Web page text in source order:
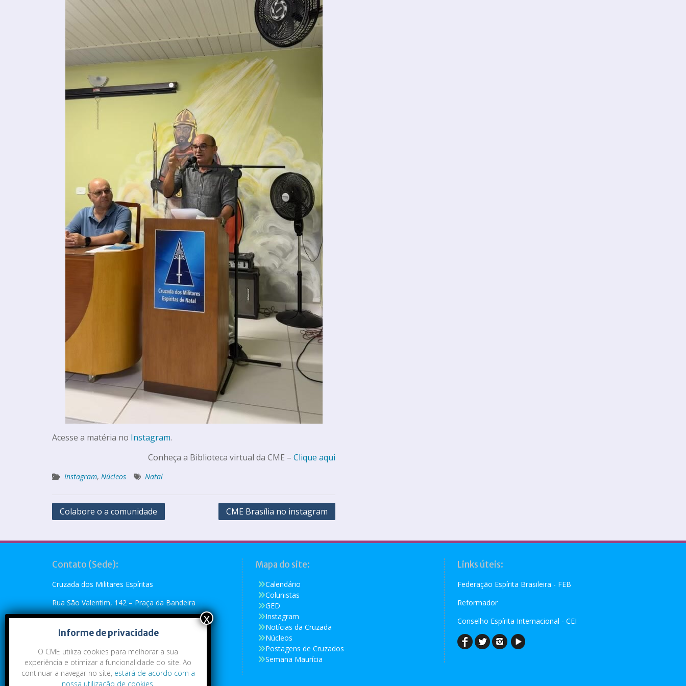
Acesse a matéria no Instagram.
Conheça a Biblioteca virtual da CME – Clique aqui
Instagram, Núcleos Natal
Colabore o a comunidade CME Brasília no instagram
Contato (Sede):
Cruzada dos Militares Espíritas
Rua São Valentim, 142 – Praça da Bandeira
Rio de Janeiro, RJ – CEP: 20.260-110
Telefone: (21) 2273-4896 ou (21) 2273-5790
Emai:cme@cme.org.br
Mapa do site:
Calendário
Colunistas
GED
Instagram
Notícias da Cruzada
Núcleos
Postagens de Cruzados
Semana Maurícia
Links úteis:
Federação Espírita Brasileira - FEB
Reformador
Conselho Espírita Internacional - CEI
Informe de privacidade
O CME utiliza cookies para melhorar a sua
experiência e otimizar a funcionalidade do site. Ao
continuar a navegar no site, estará de acordo com a
nossa utilização de cookies